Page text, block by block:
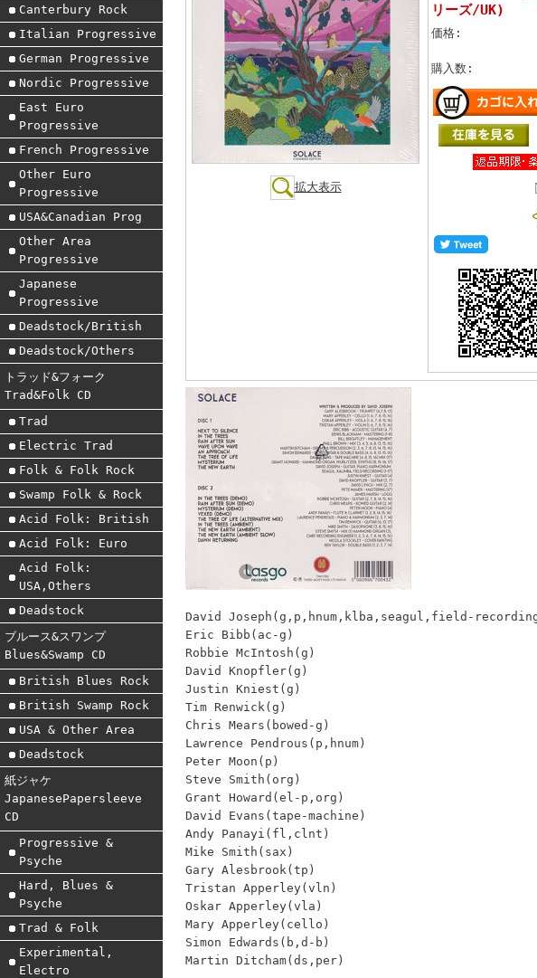
Canterbury Rock
Italian Progressive
German Progressive
Nordic Progressive
East Euro
Progressive
French Progressive
Other Euro
Progressive
USA&Canadian Prog
Other Area
Progressive
Japanese
Progressive
Deadstock/British
Deadstock/Others
トラッド&フォーク
Trad&Folk CD
Trad
Electric Trad
Folk & Folk Rock
Swamp Folk & Rock
Acid Folk: British
Acid Folk: Euro
Acid Folk:
USA,Others
Deadstock
ブルース&スワンプ
Blues&Swamp CD
British Blues Rock
British Swamp Rock
USA & Other Area
Deadstock
紙ジャケ
JapanesePapersleeve
CD
Progressive &
Psyche
Hard, Blues &
Psyche
Trad & Folk
Experimental,
Electro
拡大表示
リーズ/UK)
価格:
購入数:
David Joseph(g,p,hnum,klba,seagul,field-
Eric Bibb(ac-g)
Robbie McIntosh(g)
David Knopfler(g)
Justin Kniest(g)
Tim Renwick(g)
Chris Mears(bowed-g)
Lawrence Pendrous(p,hnum)
Peter Moon(p)
Steve Smith(org)
Grant Howard(el-p,org)
David Evans(tape-machine)
Andy Panayi(fl,clnt)
Mike Smith(sax)
Gary Alesbrook(tp)
Tristan Apperley(vln)
Oskar Apperley(vla)
Mary Apperley(cello)
Simon Edwards(b,d-b)
Martin Ditcham(ds,per)